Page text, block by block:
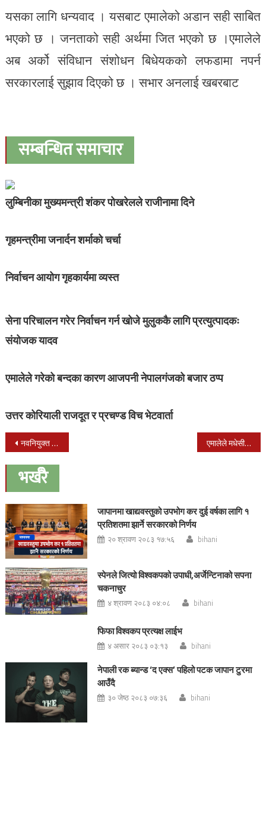
यसका लागि धन्यवाद । यसबाट एमालेको अडान सही साबित
भएको छ । जनताको सही अर्थमा जित भएको छ ।एमालेले
अब अर्को संविधान संशोधन बिधेयकको लफडामा नपर्न
सरकारलाई सुझाव दिएको छ । सभार अनलाई खबरबाट
सम्बन्धित समाचार
लुम्बिनीका मुख्यमन्त्री शंकर पोखरेलले राजीनामा दिने
गृहमन्त्रीमा जनार्दन शर्माको चर्चा
निर्वाचन आयोग गृहकार्यमा व्यस्त
सेना परिचालन गरेर निर्वाचन गर्न खोजे मुलुककै लागि प्रत्युत्पादकः
संयोजक यादव
एमालेले गरेको बन्दका कारण आजपनी नेपालगंजको बजार ठप्प
उत्तर कोरियाली राजदूत र प्रचण्ड विच भेटवार्ता
Post
navigation
नवनियुक्त महानिरीक्षक अर्यालले बोलाएको बैठकमा सिलवाल गएनन्,चन्द भने सहभागी एमालेले मधेसीलाई हेप्ने काम गरिरहेको छः देउवा, संविधान संशोधन पास गराएरै छाड्ने दाबी
भर्खरै
जापानमा खाद्यवस्तुको उपभोग कर दुई वर्षका लागि १
प्रतिशतमा झार्ने सरकारको निर्णय
२० श्रावण २०८३ १७:५६ bihani
स्पेनले जित्यो विश्वकपको उपाधी,अर्जेन्टिनाको सपना
चकनाचुर
४ श्रावण २०८३ ०४:०८ bihani
फिफा विश्वकप प्रत्यक्ष लाईभ
४ असार २०८३ ०३:१३ bihani
नेपाली रक ब्यान्ड ‘द एक्स’ पहिलो पटक जापान टुरमा
आउँदै
३० जेष्ठ २०८३ ०७:३६ bihani